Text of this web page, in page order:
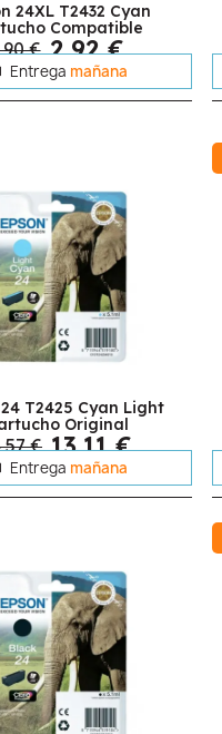
24XL T2432 Cyan
Compatible
€ 2,92 €
Entrega mañana
T2425 Cyan Light
Original
€ 13,11 €
Entrega mañana